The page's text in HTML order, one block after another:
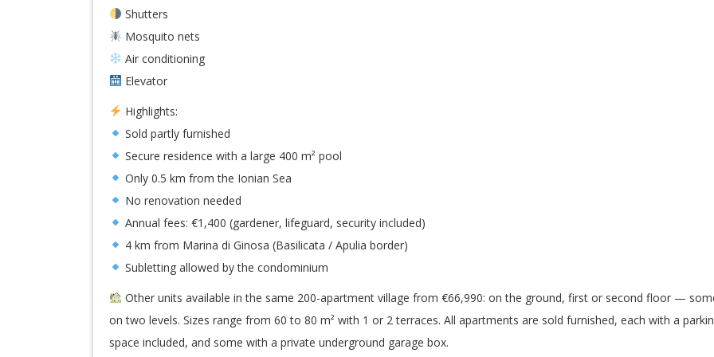
Shutters
Mosquito nets
Air conditioning
Elevator
Highlights:
Sold partly furnished
Secure residence with a large 400 m² pool
Only 0.5 km from the Ionian Sea
No renovation needed
Annual fees: €1,400 (gardener, lifeguard, security included)
4 km from Marina di Ginosa (Basilicata / Apulia border)
Subletting allowed by the condominium
Other units available in the same 200-apartment village from €66,990: on the ground, first or second floor —
on two levels. Sizes range from 60 to 80 m² with 1 or 2 terraces. All apartments are sold furnished, each with a
space included, and some with a private underground garage box.